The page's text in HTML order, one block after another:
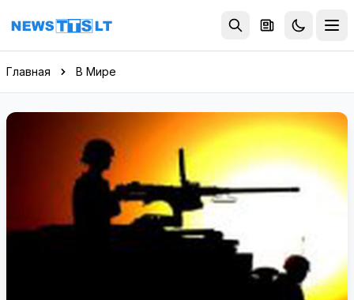
Перейти к содержимому
Главная В Мире